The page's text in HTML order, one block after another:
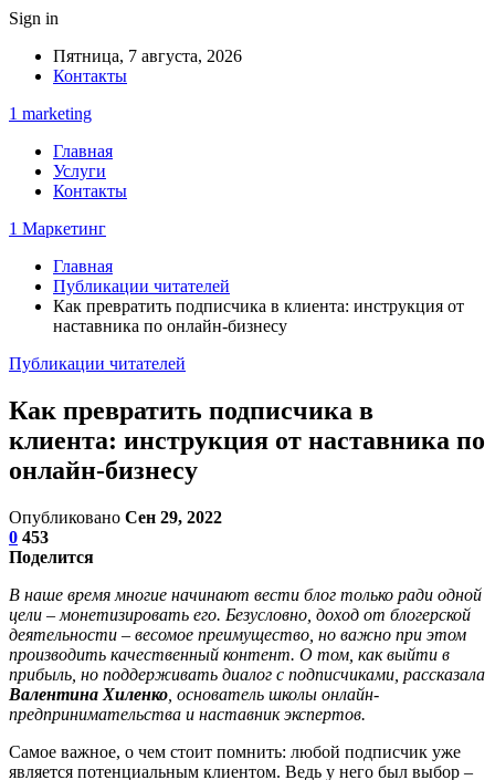
Sign in
Пятница, 7 августа, 2026
Контакты
1 marketing
Главная
Услуги
Контакты
1 Маркетинг
Главная
Публикации читателей
Как превратить подписчика в клиента: инструкция от
наставника по онлайн-бизнесу
Публикации читателей
Как превратить подписчика в
клиента: инструкция от наставника по
онлайн-бизнесу
Опубликовано Сен 29, 2022
0 453
Поделится
В наше время многие начинают вести блог только ради одной
цели – монетизировать его. Безусловно, доход от блогерской
деятельности – весомое преимущество, но важно при этом
производить качественный контент. О том, как выйти в
прибыль, но поддерживать диалог с подписчиками, рассказала
Валентина Хиленко , основатель школы онлайн-
предпринимательства и наставник экспертов.
Самое важное, о чем стоит помнить: любой подписчик уже
является потенциальным клиентом. Ведь у него был выбор –